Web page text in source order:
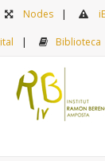
Nodes
Biblioteca